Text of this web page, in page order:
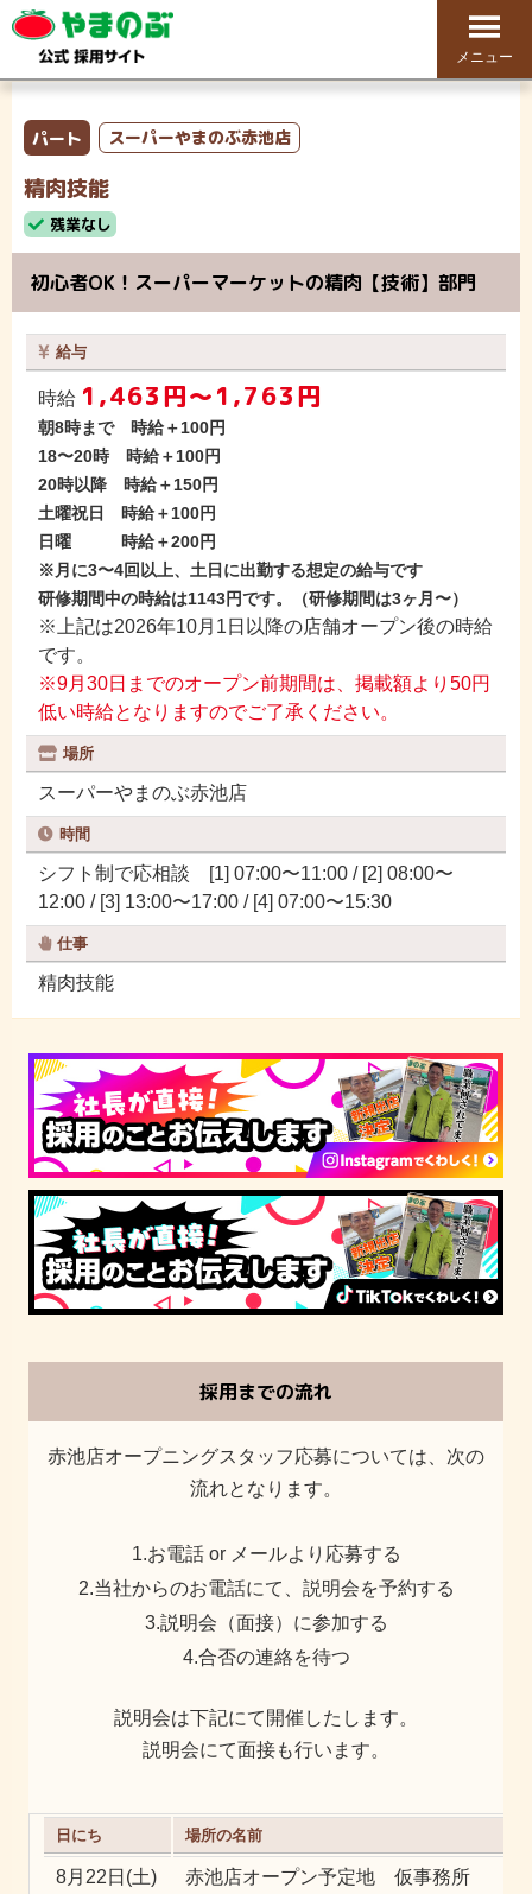
メニュー
パート スーパーやまのぶ赤池店
精肉技能
残業なし
初心者OK！スーパーマーケットの精肉【技術】部門
給与
時給 1,463円〜1,763円
朝8時まで 時給＋100円
18〜20時 時給＋100円
20時以降 時給＋150円
土曜祝日 時給＋100円
日曜 時給＋200円
※月に3〜4回以上、土日に出勤する想定の給与です
研修期間中の時給は1143円です。（研修期間は3ヶ月〜）
※上記は2026年10月1日以降の店舗オープン後の時給
です。
※9月30日までのオープン前期間は、掲載額より50円
低い時給となりますのでご了承ください。
場所
スーパーやまのぶ赤池店
時間
シフト制で応相談 [1] 07:00〜11:00 / [2] 08:00〜
12:00 / [3] 13:00〜17:00 / [4] 07:00〜15:30
仕事
精肉技能
採用までの流れ
赤池店オープニングスタッフ応募については、次の
流れとなります。
1.お電話 or メールより応募する
2.当社からのお電話にて、説明会を予約する
3.説明会（面接）に参加する
4.合否の連絡を待つ
説明会は下記にて開催したします。
説明会にて面接も行います。
日にち 場所の名前
8月22日(土)
赤池店オープン予定地 仮事務所